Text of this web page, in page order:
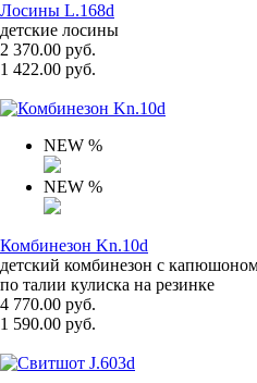
Лосины L.168d
детские лосины
2 370.00 руб.
1 422.00 руб.
NEW %
NEW %
Комбинезон Kn.10d
детский комбинезон с
по талии кулиска на резинке
4 770.00 руб.
1 590.00 руб.